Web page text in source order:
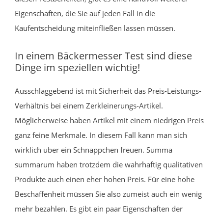
Eigenschaften, die Sie auf jeden Fall in die
Kaufentscheidung miteinfließen lassen müssen.
In einem Bäckermesser Test sind diese
Dinge im speziellen wichtig!
Ausschlaggebend ist mit Sicherheit das Preis-Leistungs-
Verhältnis bei einem Zerkleinerungs-Artikel.
Möglicherweise haben Artikel mit einem niedrigen Preis
ganz feine Merkmale. In diesem Fall kann man sich
wirklich über ein Schnäppchen freuen. Summa
summarum haben trotzdem die wahrhaftig qualitativen
Produkte auch einen eher hohen Preis. Für eine hohe
Beschaffenheit müssen Sie also zumeist auch ein wenig
mehr bezahlen. Es gibt ein paar Eigenschaften der